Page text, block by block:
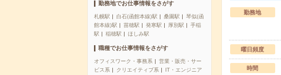
勤務地でお仕事情報をさがす
札幌駅 白石(函館本線)駅 桑園駅
琴似(函
館本線)駅
苗穂駅 発寒駅 厚別駅
手稲
駅
稲穂駅 ほしみ駅
職種でお仕事情報をさがす
オフィスワーク・事務系
営業・販売・サー
ビス系
クリエイティブ系
IT・エンジニア
勤務地
曜日頻度
時間